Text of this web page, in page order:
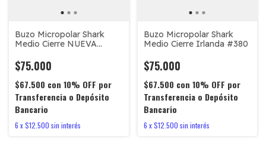
Buzo Micropolar Shark
Medio Cierre NUEVA
$75.000
$67.500 con 10% OFF por
Transferencia o Depósito
Bancario
6 x$12.500 sin interés
Buzo Micropolar Shark
Medio Cierre Irlanda #380
$75.000
$67.500 con 10% OFF por
Transferencia o Depósito
Bancario
6 x$12.500 sin interés